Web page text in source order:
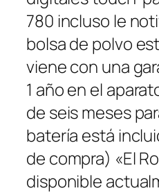
780 incluso le
bolsa de polvo
viene con una
1 año en el
de seis meses
batería está
de compra) «El
disponible